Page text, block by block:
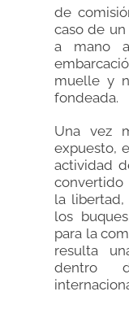
de
caso de
a mano
muelle y
fondeada.
Una vez
expuesto,
actividad
convertido
la libertad,
los
para la
resulta
dentro